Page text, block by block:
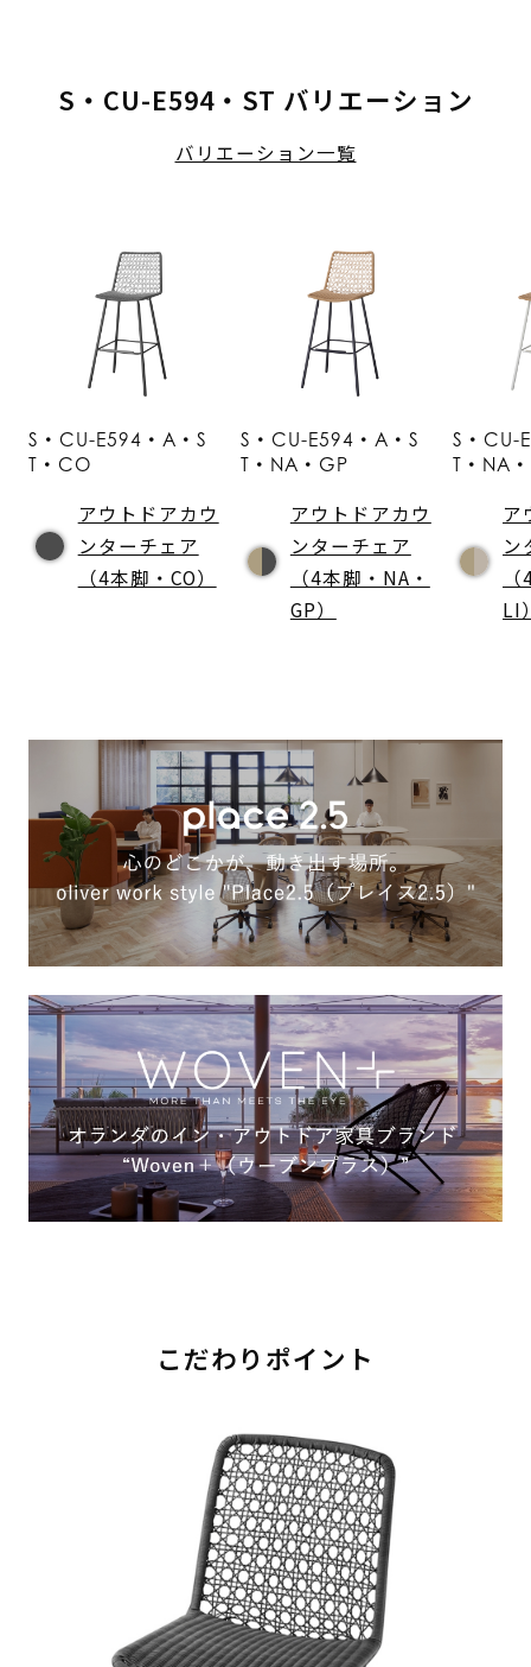
S・CU-E594・ST バリエーション
バリエーション一覧
S・CU-E594・A・S
T・CO
アウトドアカウ
ンターチェア
（4本脚・CO）
S・CU-E594・A・S
T・NA・GP
アウトドアカウ
ンターチェア
（4本脚・NA・
GP）
S・CU-
T・NA
ア
ン
LI
こだわりポイント